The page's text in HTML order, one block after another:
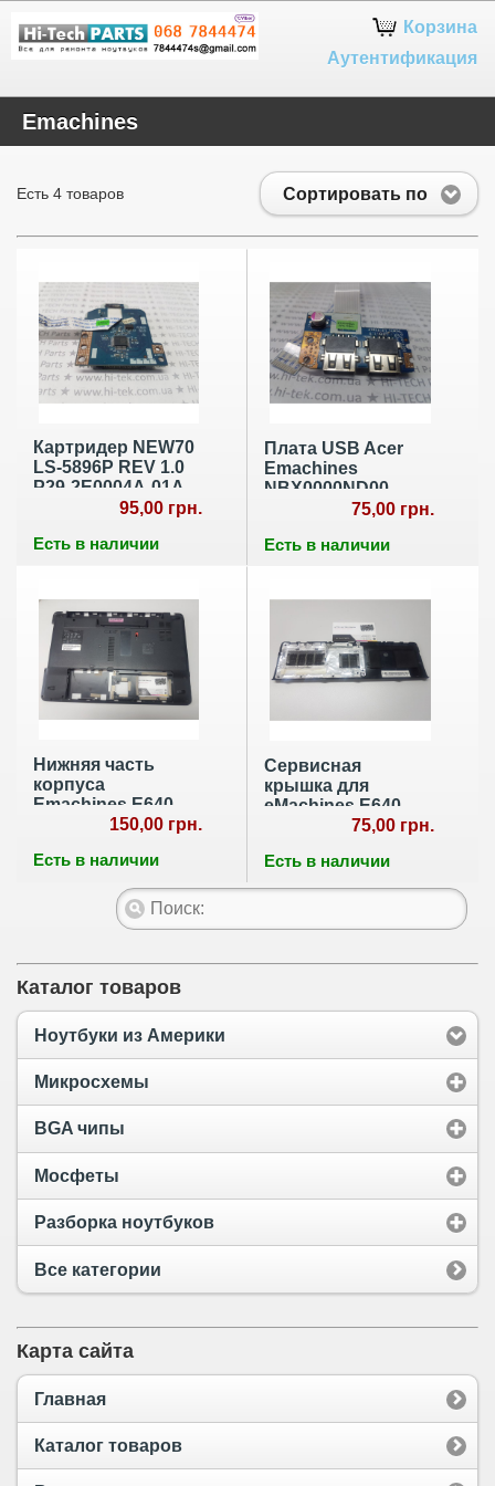
Корзина
Аутентификация
Emachines
Сортировать по
Есть 4 товаров
Картридер NEW70
LS-5896P REV 1.0
P29-2E0004A-01A
95,00 грн.
Есть в наличии
Плата USB Acer
Emachines
NBX0000ND00
PEW71 LS-6581P
75,00 грн.
Есть в наличии
Нижняя часть
корпуса
Emachines E640
Е640P322G3M150,00 грн.
Есть в наличии
Сервисная
крышка для
еMachines E640
E440 E73075,00 грн.
Есть в наличии
Каталог товаров
Ноутбуки из Америки
Микросхемы
BGA чипы
Мосфеты
Разборка ноутбуков
Все категории
Карта сайта
Главная
Каталог товаров